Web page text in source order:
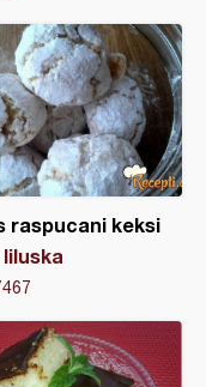
raspucani keksi
liluska